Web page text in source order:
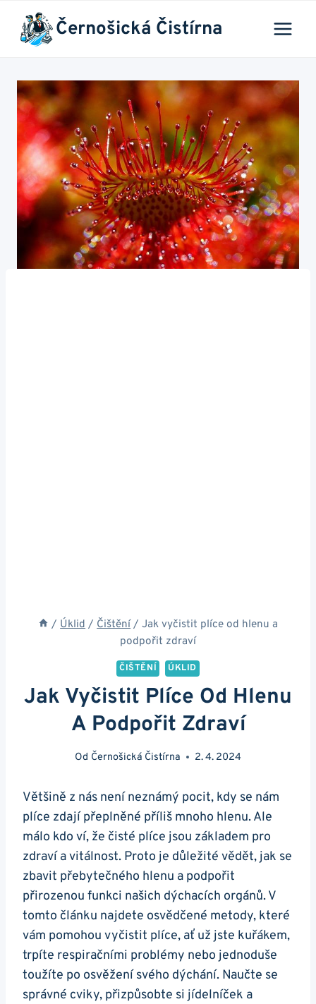
Přeskočit
obsah
Černošická Čistírna
/ Úklid / Čištění / Jak vyčistit plíce od hlenu a
podpořit zdraví
ČIŠTĚNÍ ÚKLID
Jak Vyčistit Plíce Od Hlenu
A Podpořit Zdraví
Od Černošická Čistírna 2. 4. 2024
Většině z nás není neznámý pocit,‍ kdy se nám
plíce zdají⁢ přeplněné příliš mnoho hlenu. Ale
málo kdo ví, že ​čisté plíce‌ jsou základem pro
zdraví⁣ a vitálnost. Proto je důležité vědět, jak se‍
zbavit přebytečného hlenu a podpořit
přirozenou‌ funkci našich dýchacích orgánů. V
tomto článku ⁣najdete⁣ osvědčené metody, které
vám pomohou ‌vyčistit plíce, ​ať‍ už jste kuřákem,
trpíte respiračními problémy nebo jednoduše
toužíte po osvěžení svého dýchání. Naučte se
správné cviky, přizpůsobte si jídelníček a